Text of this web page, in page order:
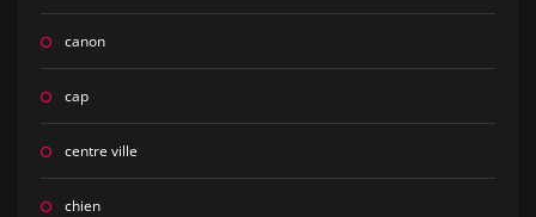
canon
cap
centre ville
chien